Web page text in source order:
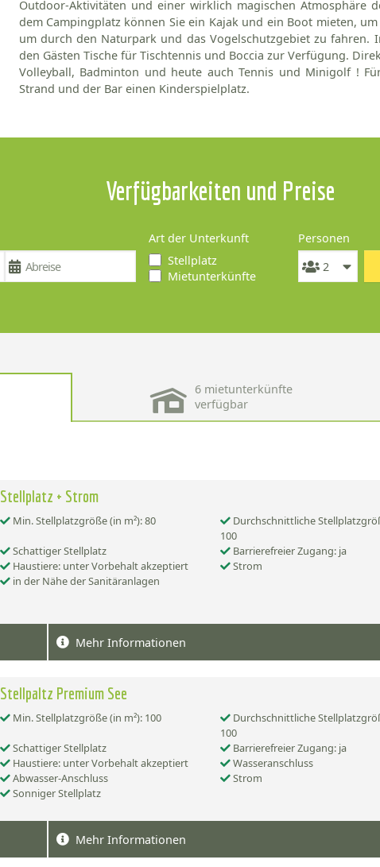
Outdoor-Aktivitäten und einer wirklich magischen Atmosphäre
dem Campingplatz können Sie ein Kajak und ein Boot mieten,
um durch den Naturpark und das Vogelschutzgebiet zu fahren.
den Gästen Tische für Tischtennis und Boccia zur Verfügung.
Volleyball, Badminton und heute auch Tennis und Minigolf !
Strand und der Bar einen Kinderspielplatz.
Verfügbarkeiten und Preise
Art der Unterkunft
Stellplatz
Mietunterkünfte
Personen
6 mietunterkünfte
verfügbar
Stellplatz + Strom
Min. Stellplatzgröße (in m²): 80
Durchschnittliche
100
Schattiger Stellplatz
Barrierefreier Zugang: ja
Haustiere: unter Vorbehalt akzeptiert
Strom
in der Nähe der Sanitäranlagen
Mehr Informationen
Stellpaltz Premium See
Min. Stellplatzgröße (in m²): 100
Durchschnittliche
100
Schattiger Stellplatz
Barrierefreier Zugang: ja
Haustiere: unter Vorbehalt akzeptiert
Wasseranschluss
Abwasser-Anschluss
Strom
Sonniger Stellplatz
Mehr Informationen